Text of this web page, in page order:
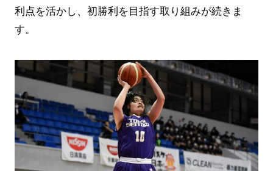
利点を活かし、初勝利を目指す取り組みが続きま
す。